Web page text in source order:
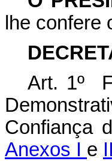
lhe confere
Art. 1º
Confiança
Anexos I e